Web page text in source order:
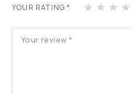
YOUR RATING* 1 2 3